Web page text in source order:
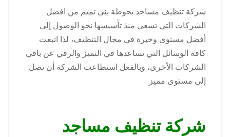
شركة تنظيف مساجد بحوطة بني تميم من افضل
الشركات التي تسعى منذ تأسيسها نحو الوصول إلى
أفضل مستوى وخبرة في مجال التنظيف، لذا اتبعت
كافة الوسائل التي تساعدها في التميز والرقي عن باقي
الشركات الأخرى، وبالفعل استطاعت الشركة أن تصل
إلى مستوى مميز
شركة تنظيف مساجد